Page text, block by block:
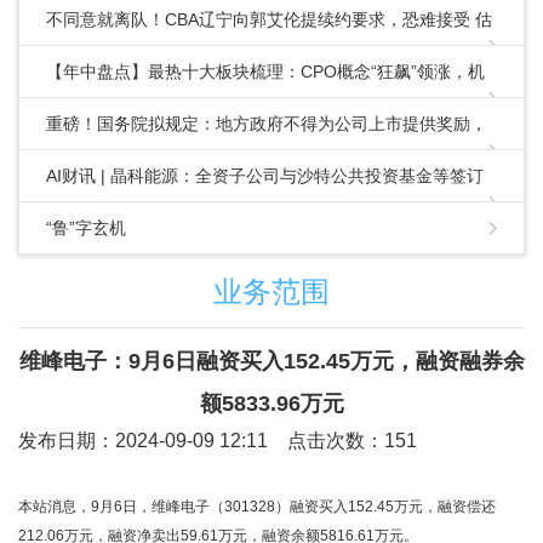
不同意就离队！CBA辽宁向郭艾伦提续约要求，恐难接受 估
计要离队
【年中盘点】最热十大板块梳理：CPO概念“狂飙”领涨，机
器人、ChatGPT板块高度火爆
重磅！国务院拟规定：地方政府不得为公司上市提供奖励，
中介机构收费不得与IPO结果挂钩
AI财讯 | 晶科能源：全资子公司与沙特公共投资基金等签订
9.85亿美元合资项目协议
“鲁”字玄机
业务范围
维峰电子：9月6日融资买入152.45万元，融资融券余
额5833.96万元
发布日期：2024-09-09 12:11 点击次数：151
本站消息，9月6日，维峰电子（301328）融资买入152.45万元，融资偿还
212.06万元，融资净卖出59.61万元，融资余额5816.61万元。